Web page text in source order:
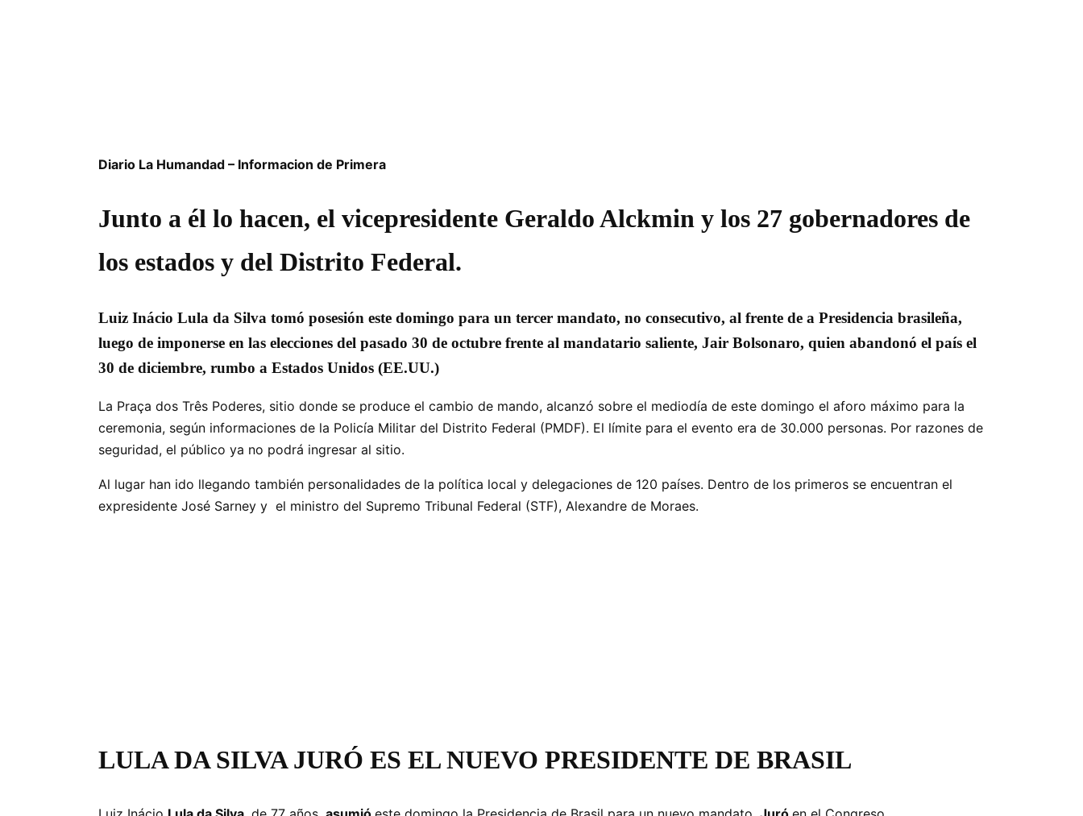
Diario La Humandad – Informacion de Primera
Junto a él lo hacen, el vicepresidente Geraldo Alckmin y los 27 gobernadores de
los estados y del Distrito Federal.
Luiz Inácio Lula da Silva tomó posesión este domingo para un tercer mandato, no consecutivo, al frente de a Presidencia brasileña,
luego de imponerse en las elecciones del pasado 30 de octubre frente al mandatario saliente, Jair Bolsonaro, quien abandonó el país el
30 de diciembre, rumbo a Estados Unidos (EE.UU.)
La Praça dos Três Poderes, sitio donde se produce el cambio de mando, alcanzó sobre el mediodía de este domingo el aforo máximo para la
ceremonia, según informaciones de la Policía Militar del Distrito Federal (PMDF). El límite para el evento era de 30.000 personas. Por razones de
seguridad, el público ya no podrá ingresar al sitio.
Al lugar han ido llegando también personalidades de la política local y delegaciones de 120 países. Dentro de los primeros se encuentran el
expresidente José Sarney y el ministro del Supremo Tribunal Federal (STF), Alexandre de Moraes.
LULA DA SILVA JURÓ ES EL NUEVO PRESIDENTE DE BRASIL